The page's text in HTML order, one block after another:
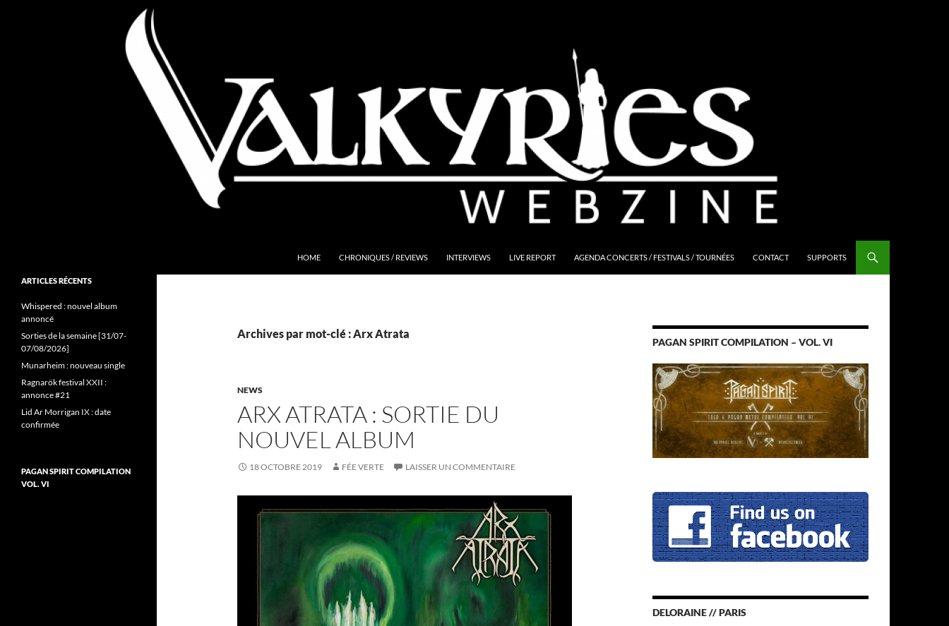
HOME CHRONIQUES / REVIEWS INTERVIEWS LIVE REPORT AGENDA CONCERTS / FESTIVALS / TOURNÉES CONTACT SUPPORTS
Archives par mot-clé : Arx Atrata
NEWS
ARX ATRATA : SORTIE DU
NOUVEL ALBUM
18 OCTOBRE 2019 FÉE VERTE LAISSER UN COMMENTAIRE
PAGAN SPIRIT COMPILATION – VOL. VI
DELORAINE // PARIS
Folk Pagan Webzine
ARTICLES RÉCENTS
Whispered : nouvel album
annoncé
Sorties de la semaine [31/07-
07/08/2026]
Munarheim : nouveau single
Ragnarök festival XXII :
annonce #21
Lid Ar Morrigan IX : date
confirmée
PAGAN SPIRIT COMPILATION
VOL. VI